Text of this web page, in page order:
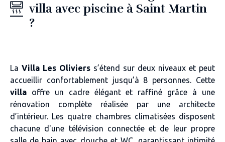
villa avec piscine à Saint Martin
?
La Villa Les Oliviers s’étend sur deux niveaux et peut
accueillir confortablement jusqu’à 8 personnes. Cette
villa offre un cadre élégant et raffiné grâce à une
rénovation complète réalisée par une architecte
d’intérieur. Les quatre chambres climatisées disposent
chacune d'une télévision connectée et de leur propre